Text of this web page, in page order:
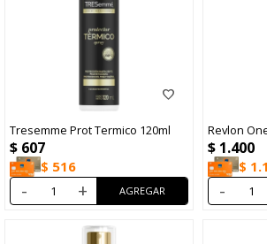
Tresemme Prot Termico 120ml
$ 607
$ 516
- +
Revlon
$ 1.400
$
-